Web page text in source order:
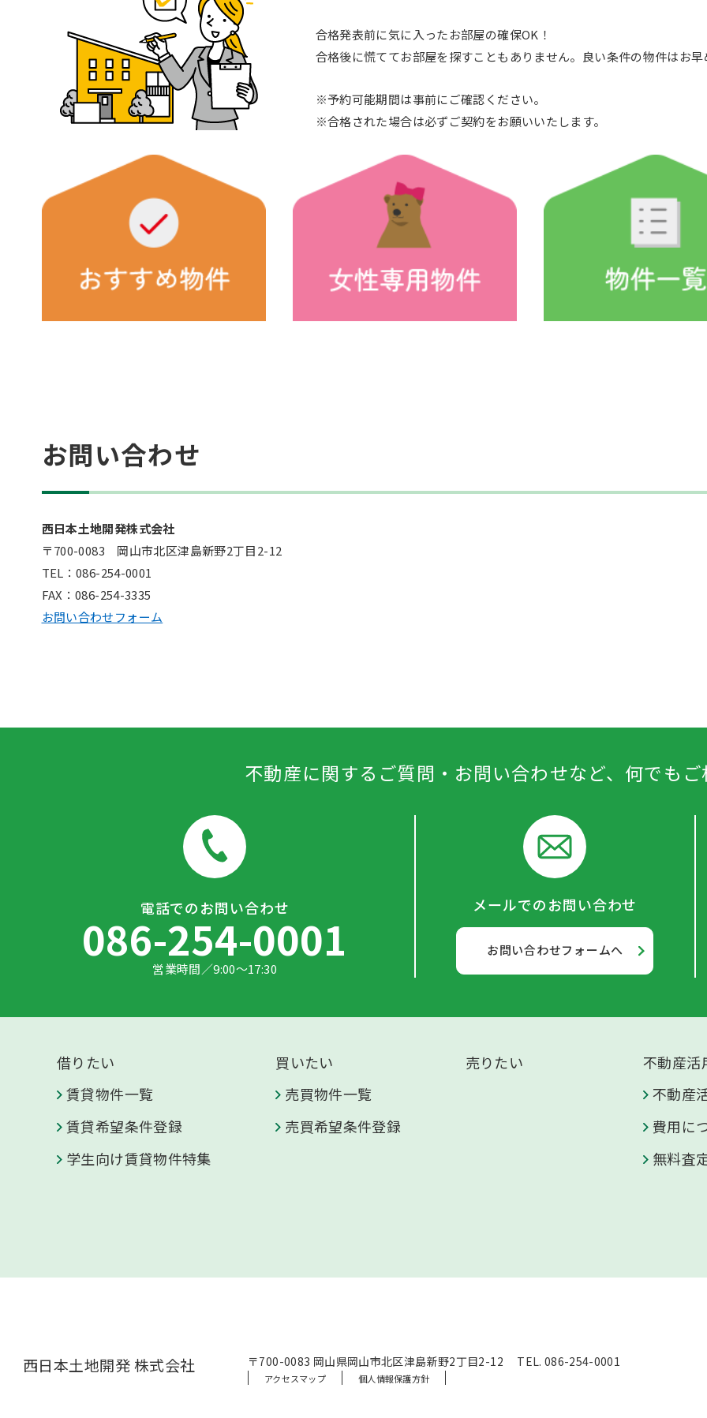
合格発表前に気に入ったお部屋の確保OK！
合格後に慌ててお部屋を探すこともありません。良い条件の物件はお早
※予約可能期間は事前にご確認ください。
※合格された場合は必ずご契約をお願いいたします。
お問い合わせ
西日本土地開発株式会社
〒700-0083 岡山市北区津島新野2丁目2-12
TEL：086-254-0001
FAX：086-254-3335
お問い合わせフォーム
不動産に関するご質問・お問い合わせなど、何でも
電話でのお問い合わせ
086-254-0001
営業時間／9:00～17:30
メールでのお問い合わせ
お問い合わせフォームへ
借りたい
賃貸物件一覧
賃貸希望条件登録
学生向け賃貸物件特集
買いたい
売買物件一覧
売買希望条件登録
売りたい
不動産活
不動産
費用に
無料査
西日本土地開発 株式会社 〒700-0083 岡山県岡山市北区津島新野2丁目2-12 TEL. 086-254-0001
アクセスマップ 個人情報保護方針